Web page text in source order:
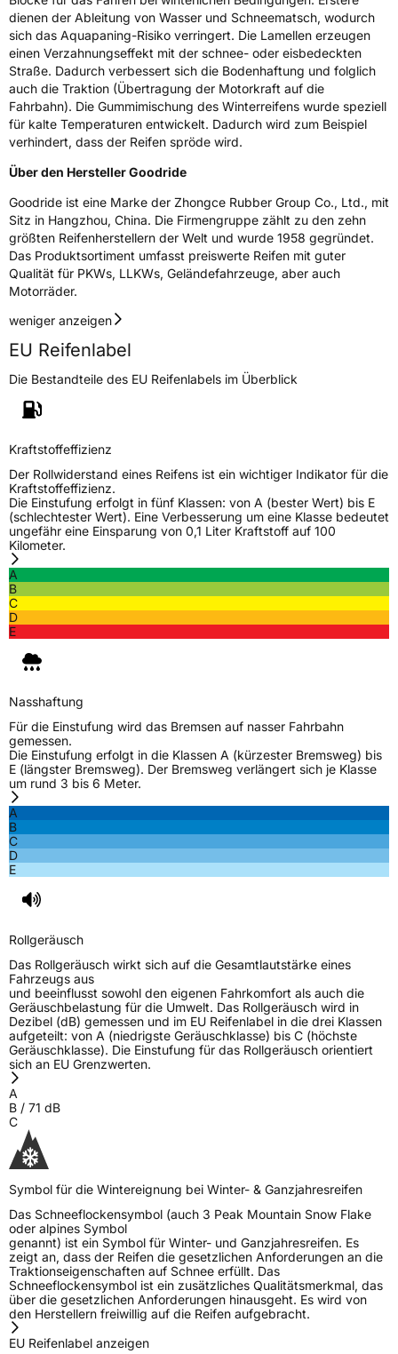
Zustand Neureifen
M+SJa
EU Label
EffizienzE
NasshaftungE
Rollgeräusch (Klasse)B
Rollgeräusch (dB)71
FahrzeugklasseC1
3PMSF / Schneeflockensymbol / Alpine-Symbol
Allgemeine Produktsicherheit (GPSR)
Deutschland, leoliao@zc-rubber.com
dienen der Ableitung von Wasser und Schneematsch, wodurch
sich das Aquapaning-Risiko verringert. Die Lamellen erzeugen
einen Verzahnungseffekt mit der schnee- oder eisbedeckten
Straße. Dadurch verbessert sich die Bodenhaftung und folglich
auch die Traktion (Übertragung der Motorkraft auf die
Fahrbahn). Die Gummimischung des Winterreifens wurde speziell
für kalte Temperaturen entwickelt. Dadurch wird zum Beispiel
verhindert, dass der Reifen spröde wird.
Über den Hersteller Goodride
Goodride ist eine Marke der Zhongce Rubber Group Co., Ltd., mit
Sitz in Hangzhou, China. Die Firmengruppe zählt zu den zehn
größten Reifenherstellern der Welt und wurde 1958 gegründet.
Das Produktsortiment umfasst preiswerte Reifen mit guter
Qualität für PKWs, LLKWs, Geländefahrzeuge, aber auch
Motorräder.
weniger anzeigen
EU Reifenlabel
Die Bestandteile des EU Reifenlabels im Überblick
Kraftstoffeffizienz
Der Rollwiderstand eines Reifens ist ein wichtiger Indikator für die
Kraftstoffeffizienz.
Die Einstufung erfolgt in fünf Klassen: von A (bester Wert) bis E
(schlechtester Wert). Eine Verbesserung um eine Klasse bedeutet
ungefähr eine Einsparung von 0,1 Liter Kraftstoff auf 100
Kilometer.
A
B
C
D
E
Nasshaftung
Für die Einstufung wird das Bremsen auf nasser Fahrbahn
gemessen.
Die Einstufung erfolgt in die Klassen A (kürzester Bremsweg) bis
E (längster Bremsweg). Der Bremsweg verlängert sich je Klasse
um rund 3 bis 6 Meter.
A
B
C
D
E
Rollgeräusch
Das Rollgeräusch wirkt sich auf die Gesamtlautstärke eines
Fahrzeugs aus
und beeinflusst sowohl den eigenen Fahrkomfort als auch die
Geräuschbelastung für die Umwelt. Das Rollgeräusch wird in
Dezibel (dB) gemessen und im EU Reifenlabel in die drei Klassen
aufgeteilt: von A (niedrigste Geräuschklasse) bis C (höchste
Geräuschklasse). Die Einstufung für das Rollgeräusch orientiert
sich an EU Grenzwerten.
A
B / 71 dB
C
Symbol für die Wintereignung bei Winter- & Ganzjahresreifen
Das Schneeflockensymbol (auch 3 Peak Mountain Snow Flake
oder alpines Symbol
genannt) ist ein Symbol für Winter- und Ganzjahresreifen. Es
zeigt an, dass der Reifen die gesetzlichen Anforderungen an die
Traktionseigenschaften auf Schnee erfüllt. Das
Schneeflockensymbol ist ein zusätzliches Qualitätsmerkmal, das
über die gesetzlichen Anforderungen hinausgeht. Es wird von
den Herstellern freiwillig auf die Reifen aufgebracht.
EU Reifenlabel anzeigen